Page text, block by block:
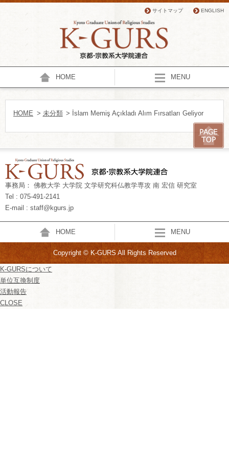
サイトマップ ENGLISH
HOME MENU
HOME > 未分類 > İslam Memiş Açıkladı Alım Fırsatları Geliyor
事務局： 佛教大学 大学院 文学研究科仏教学専攻 南 宏信 研究室
Tel : 075-491-2141
E-mail : staff@kgurs.jp
HOME MENU
Copyright © K-GURS All Rights Reserved
K-GURSについて
単位互換制度
活動報告
CLOSE